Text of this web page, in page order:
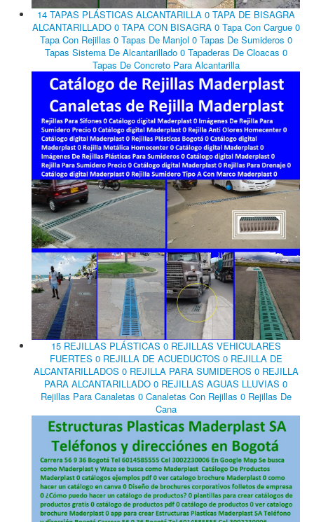
14 TAPAS PLÁSTICAS ALCANTARILLA 0 TAPA DE BISAGRA
ALCANTARILLADO 0 TAPA CON BISAGRA 0 Tapa Con Cargue 0
Tapa Con Rejillas 0 Tapas De Manjol 0 Tapas De Sumideros 0
Tapas Sistema De Alcantarillado 0 Tapaderas De Cloacas 0
Tapas De Concreto Para Alcantarilla
15 REJILLAS PLÁSTICAS 0 REJILLAS VEHICULARES
FUERTES 0 REJILLA DE ACUEDUCTOS 0 REJILLA DE
ALCANTARILLADOS 0 REJILLA PARA SUMIDEROS 0 REJILLA
PARA ALCANTARILLADO 0 REJILLAS AGUAS LLUVIAS 0
Rejillas Para Canaletas 0 Canaletas Con Rejillas 0 Rejillas De
Cana